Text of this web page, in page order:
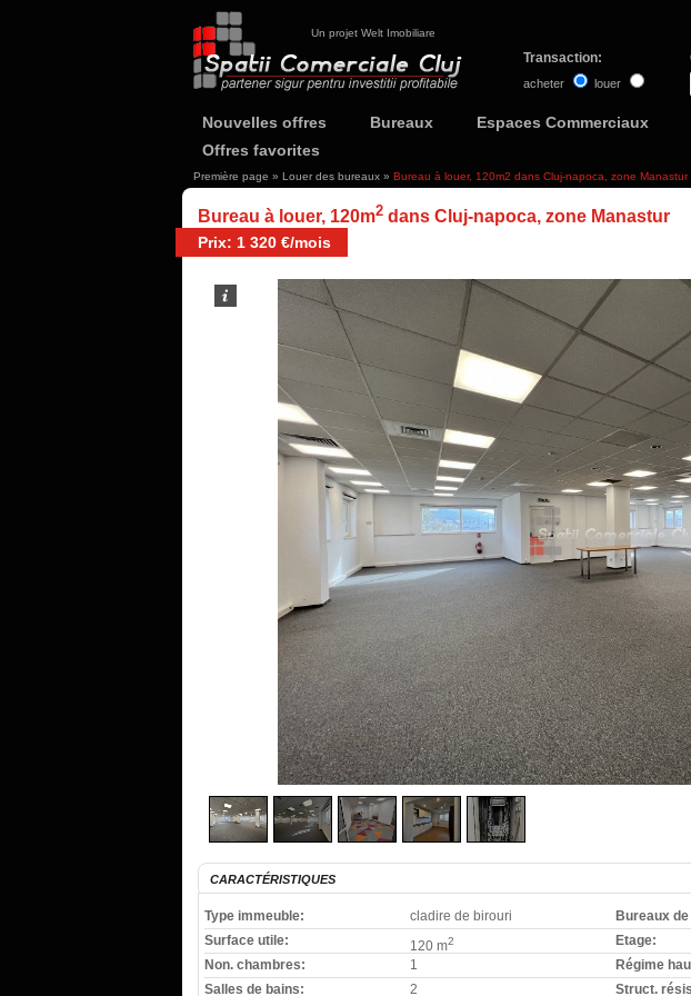
Un projet Welt Imobiliare
Transaction:
acheter louer
Nouvelles offres Bureaux Espaces Commerciaux
Offres favorites
Première page » Louer des bureaux » Bureau à louer, 120m2 dans Cluj-napoca, zone Manastur
Bureau à louer, 120m2 dans Cluj-napoca, zone Manastur
Prix: 1 320 €/mois
CARACTÉRISTIQUES
Type immeuble:
cladire de birouri
Surface utile:
120 m2
Non. chambres:
1
Salles de bains:
2
Bureaux
Etage:
Régime
Struct.